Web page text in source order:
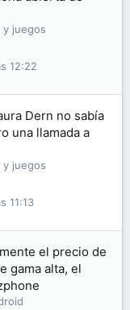
y juegos
12:22
Dern no sabía
una llamada a
y juegos
11:13
el precio de
gama alta, el